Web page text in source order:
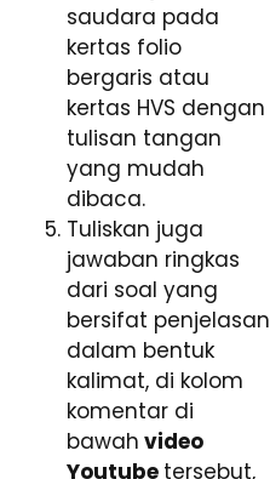
saudara pada
kertas folio
bergaris atau
kertas HVS dengan
tulisan tangan
yang mudah
dibaca.
Tuliskan juga
jawaban ringkas
dari soal yang
bersifat penjelasan
dalam bentuk
kalimat, di kolom
komentar di
bawah video
Youtube tersebut,